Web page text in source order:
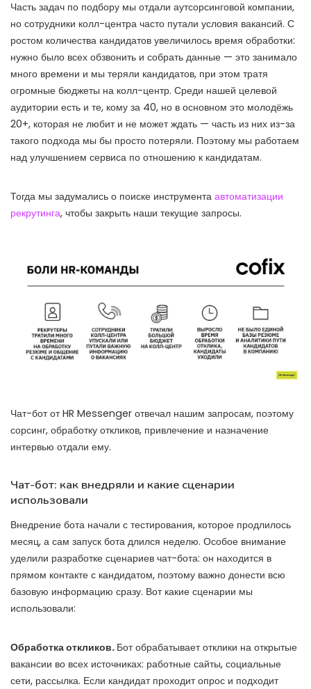
Часть задач по подбору мы отдали аутсорсинговой компании,
но сотрудники колл-центра часто путали условия вакансий. С
ростом количества кандидатов увеличилось время обработки:
нужно было всех обзвонить и собрать данные — это занимало
много времени и мы теряли кандидатов, при этом тратя
огромные бюджеты на колл-центр. Среди нашей целевой
аудитории есть и те, кому за 40, но в основном это молодёжь
20+, которая не любит и не может ждать — часть из них из-за
такого подхода мы бы просто потеряли. Поэтому мы работаем
над улучшением сервиса по отношению к кандидатам.
Тогда мы задумались о поиске инструмента автоматизации
рекрутинга, чтобы закрыть наши текущие запросы.
Чат-бот от HR Messenger отвечал нашим запросам, поэтому
сорсинг, обработку откликов, привлечение и назначение
интервью отдали ему.
Чат-бот: как внедряли и какие сценарии
использовали
Внедрение бота начали с тестирования, которое продлилось
месяц, а сам запуск бота длился неделю. Особое внимание
уделили разработке сценариев чат-бота: он находится в
прямом контакте с кандидатом, поэтому важно донести всю
базовую информацию сразу. Вот какие сценарии мы
использовали:
Обработка откликов. Ботобрабатывает отклики на открытые
вакансии во всех источниках: работные сайты, социальные
сети, рассылка. Если кандидат проходит опрос и подходит